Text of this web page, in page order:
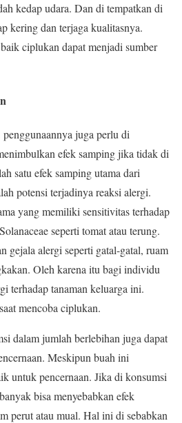
kedap udara. Dan di tempatkan di
kering dan terjaga kualitasnya.
ciplukan dapat menjadi sumber
penggunaannya juga perlu di
efek samping jika tidak di
satu efek samping utama dari
potensi terjadinya reaksi alergi.
yang memiliki sensitivitas terhadap
seperti tomat atau terung.
gejala alergi seperti gatal-gatal, ruam
Oleh karena itu bagi individu
terhadap tanaman keluarga ini.
mencoba ciplukan.
dalam jumlah berlebihan juga dapat
Meskipun buah ini
untuk pencernaan. Jika di konsumsi
bisa menyebabkan efek
perut atau mual. Hal ini di sebabkan